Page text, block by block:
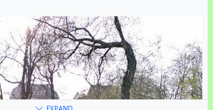
en ze een heel eind
ze in de sappige grasveldaarde
maar dat het goed komt.
langs de paden gedaan is,
ook een opknapbeurt gekregen.